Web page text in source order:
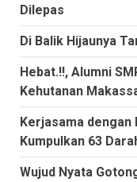
Dilepas
Di Balik Hijaunya
Hebat.!!, Alumni
Kehutanan
Kerjasama dengan
Kumpulkan 63
Wujud Nyata